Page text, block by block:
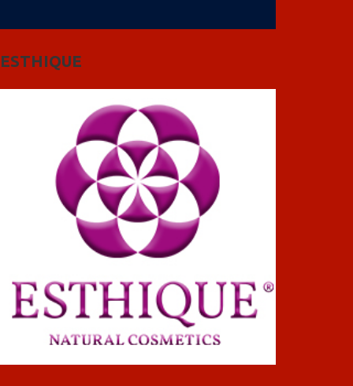
ESTHIQUE